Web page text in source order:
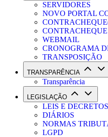
SERVIDORES
NOVO PORTAL
WEBMAIL
CRONOGRAMA
TRANSPOSIÇÃO
TRANSPARÊNCIA
Transparência
LEGISLAÇÃO
LEIS E
DIÁRIOS
NORMAS
LGPD